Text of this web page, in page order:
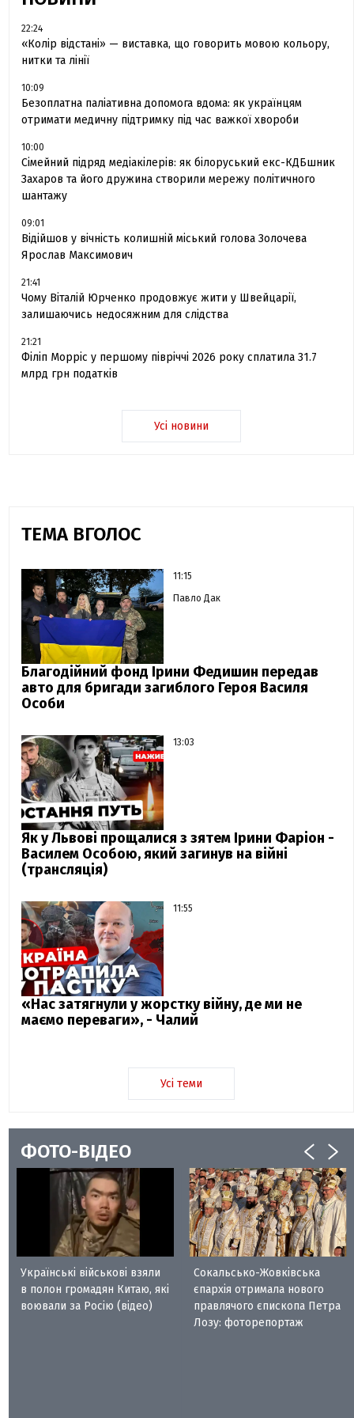
22:24
«Колір відстані» — виставка, що говорить мовою кольору,
нитки та лінії
10:09
Безоплатна паліативна допомога вдома: як українцям
отримати медичну підтримку під час важкої хвороби
10:00
Сімейний підряд медіакілерів: як білоруський екс-КДБшник
Захаров та його дружина створили мережу політичного
шантажу
09:01
Відійшов у вічність колишній міський голова Золочева
Ярослав Максимович
21:41
Чому Віталій Юрченко продовжує жити у Швейцарії,
залишаючись недосяжним для слідства
21:21
Філіп Морріс у першому півріччі 2026 року сплатила 31.7
млрд грн податків
Усі новини
ТЕМА ВГОЛОС
11:15
Павло Дак
Благодійний фонд Ірини Федишин передав
авто для бригади загиблого Героя Василя
Особи
13:03
Як у Львові прощалися з зятем Ірини Фаріон -
Василем Особою, який загинув на війні
(трансляція)
11:55
«Нас затягнули у жорстку війну, де ми не
маємо переваги», - Чалий
Усі теми
ФОТО-ВІДЕО
Українські військові взяли
в полон громадян Китаю, які
воювали за Росію (відео)
Сокальсько-Жовківська
єпархія отримала нового
правлячого єпископа Петра
Лозу: фоторепортаж